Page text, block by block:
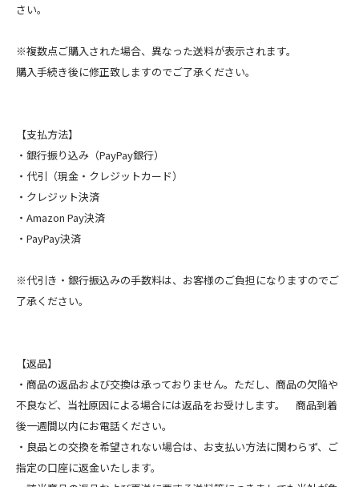
さい。
※複数点ご購入された場合、異なった送料が表示されます。
購入手続き後に修正致しますのでご了承ください。
【支払方法】
・銀行振り込み（PayPay銀行）
・代引（現金・クレジットカード）
・クレジット決済
・Amazon Pay決済
・PayPay決済
※代引き・銀行振込みの手数料は、お客様のご負担になりますのでご
了承ください。
【返品】
・商品の返品および交換は承っておりません。ただし、商品の欠陥や
不良など、当社原因による場合には返品をお受けします。 商品到着
後一週間以内にお電話ください。
・良品との交換を希望されない場合は、お支払い方法に関わらず、ご
指定の口座に返金いたします。